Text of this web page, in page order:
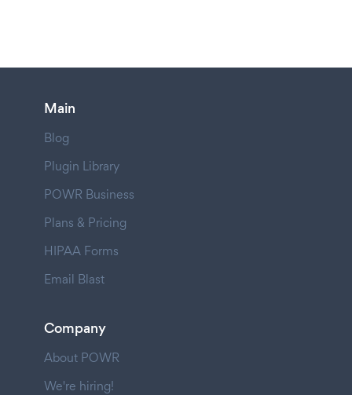
Main
Blog
Plugin Library
POWR Business
Plans & Pricing
HIPAA Forms
Email Blast
Company
About POWR
We're hiring!